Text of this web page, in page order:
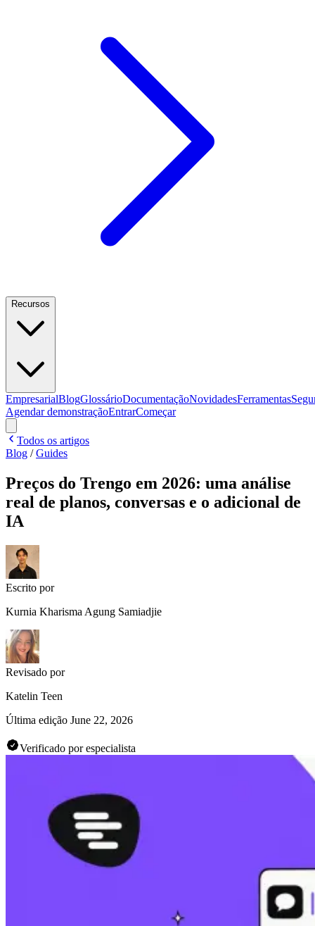
Recursos
EmpresarialBlogGlossárioDocumentaçãoNovidadesFerramentas
Agendar demonstraçãoEntrarComeçar
Todos os artigos
Blog /Guides
Preços do Trengo em 2026: uma análise
real de planos, conversas e o adicional de
IA
Escrito por
Kurnia Kharisma Agung Samiadjie
Revisado por
Katelin Teen
Última edição June 22, 2026
Verificado por especialista